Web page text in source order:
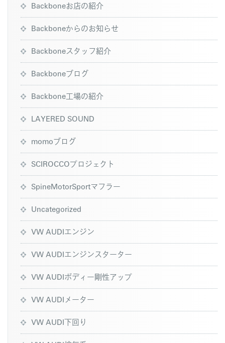
Backboneお店の紹介
Backboneからのお知らせ
Backboneスタッフ紹介
Backboneブログ
Backbone工場の紹介
LAYERED SOUND
momoブログ
SCIROCCOプロジェクト
SpineMotorSportマフラー
Uncategorized
VW AUDIエンジン
VW AUDIエンジンスターター
VW AUDIボディー剛性アップ
VW AUDIメーター
VW AUDI下回り